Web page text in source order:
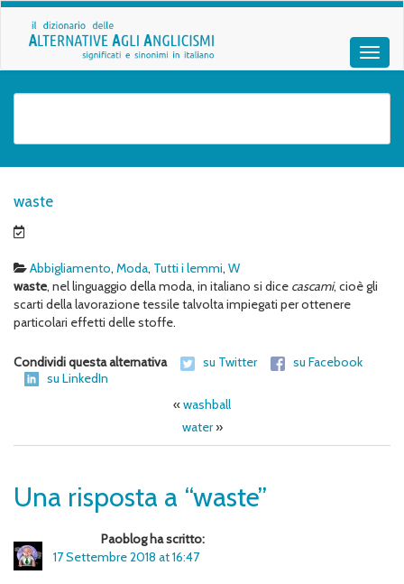
waste
Abbigliamento, Moda, Tutti i lemmi, W
waste, nel linguaggio della moda, in italiano si dice cascami, cioè gli
scarti della lavorazione tessile talvolta impiegati per ottenere
particolari effetti delle stoffe.
Condividi questa alternativa su Twitter
su Facebook
su LinkedIn
«washball
water»
Una risposta a “waste”
Paoblog ha scritto:
17 Settembre 2018 at 16:47